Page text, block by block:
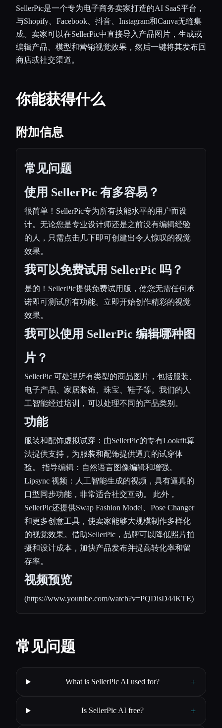
SellerPic是一个专为电子商务卖家打造的AI SaaS平台，
与Shopify、Facebook、抖音、Instagram和Canva无缝集
成。卖家可以在SellerPic中直接导入产品图片，生成或
编辑产品、模型和营销视觉效果，然后一键将其发布回
商店或社交渠道。
你能获得什么
附加信息
常见问题
使用 SellerPic 有多容易？
很简单！SellerPic专为所有技能水平的用户而设
计。无论您是专业设计师还是之前没有编辑经验
的人，只需点击几下即可创建出令人惊叹的视觉
效果。
我可以免费试用 SellerPic 吗？
是的！SellerPic提供免费试用版，使您无需任何承
诺即可测试所有功能。立即开始创作精彩的视觉
效果。
我可以使用 SellerPic 编辑哪种图
片？
SellerPic 可处理所有类型的商品图片，包括服装、
电子产品、家居装饰、珠宝、鞋子等。我们的人
工智能经过培训，可以处理不同的产品类别。
功能
服装和配饰虚拟试穿：由SellerPic的专有Lookfit算
法提供支持，为服装和配饰提供逼真的试穿体
验。 指导编辑：自然语言图像编辑和增强。
Lipsync 视频：人工智能生成的视频，具有逼真的
口型同步功能，非常适合社交互动。 此外，
SellerPic还提供Swap Fashion Model、Pose Changer
和更多创意工具，使卖家能够大规模制作多样化
的视觉效果。借助SellerPic，品牌可以降低照片拍
摄和设计成本，加快产品发布并提高转化率和留
存率。
视频预览
(https://www.youtube.com/watch?v=PQDisD44KTE)
常见问题
What is SellerPic AI used for? +
Is SellerPic AI free? +